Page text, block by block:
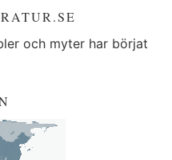
och myter har börjat